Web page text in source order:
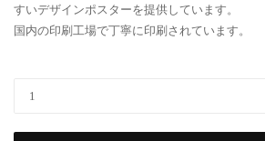
すいデザインポスターを提供しています。
国内の印刷工場で丁寧に印刷されています。